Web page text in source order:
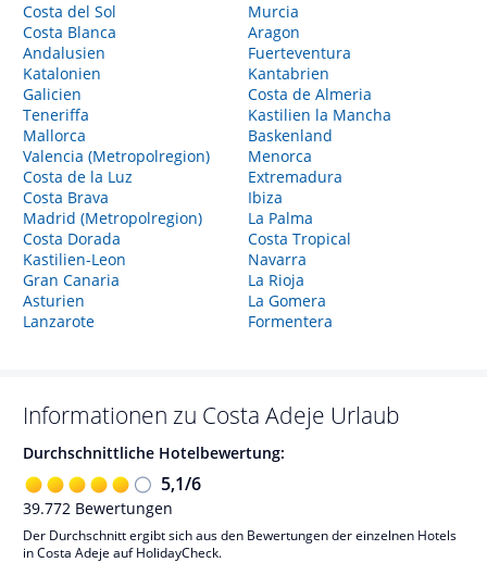
Costa del Sol
Costa Blanca
Andalusien
Katalonien
Galicien
Teneriffa
Mallorca
Valencia (Metropolregion)
Costa de la Luz
Costa Brava
Madrid (Metropolregion)
Costa Dorada
Kastilien-Leon
Gran Canaria
Asturien
Lanzarote
Murcia
Aragon
Fuerteventura
Kantabrien
Costa de Almeria
Kastilien la Mancha
Baskenland
Menorca
Extremadura
Ibiza
La Palma
Costa Tropical
Navarra
La Rioja
La Gomera
Formentera
Informationen zu Costa Adeje Urlaub
Durchschnittliche Hotelbewertung:
5,1/6
39.772 Bewertungen
Der Durchschnitt ergibt sich aus den Bewertungen der einzelnen Hotels
in Costa Adeje auf HolidayCheck.